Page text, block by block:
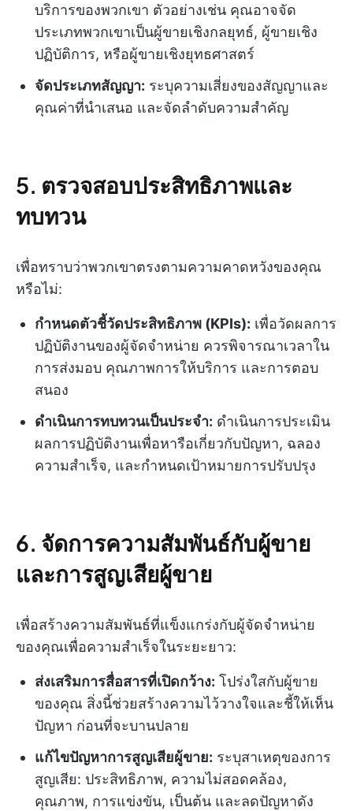
บริการของพวกเขา ตัวอย่างเช่น คุณอาจจัด
ประเภทพวกเขาเป็นผู้ขายเชิงกลยุทธ์, ผู้ขายเชิง
ปฏิบัติการ, หรือผู้ขายเชิงยุทธศาสตร์
จัดประเภทสัญญา: ระบุความเสี่ยงของสัญญาและ
คุณค่าที่นำเสนอ และจัดลำดับความสำคัญ
5. ตรวจสอบประสิทธิภาพและ
ทบทวน
เพื่อทราบว่าพวกเขาตรงตามความคาดหวังของคุณ
หรือไม่:
กำหนดตัวชี้วัดประสิทธิภาพ (KPIs): เพื่อวัดผลการ
ปฏิบัติงานของผู้จัดจำหน่าย ควรพิจารณาเวลาใน
การส่งมอบ คุณภาพการให้บริการ และการตอบ
สนอง
ดำเนินการทบทวนเป็นประจำ: ดำเนินการประเมิน
ผลการปฏิบัติงานเพื่อหารือเกี่ยวกับปัญหา, ฉลอง
ความสำเร็จ, และกำหนดเป้าหมายการปรับปรุง
6. จัดการความสัมพันธ์กับผู้ขาย
และการสูญเสียผู้ขาย
เพื่อสร้างความสัมพันธ์ที่แข็งแกร่งกับผู้จัดจำหน่าย
ของคุณเพื่อความสำเร็จในระยะยาว:
ส่งเสริมการสื่อสารที่เปิดกว้าง: โปร่งใสกับผู้ขาย
ของคุณ สิ่งนี้ช่วยสร้างความไว้วางใจและชี้ให้เห็น
ปัญหา ก่อนที่จะบานปลาย
แก้ไขปัญหาการสูญเสียผู้ขาย: ระบุสาเหตุของการ
สูญเสีย: ประสิทธิภาพ, ความไม่สอดคล้อง,
คุณภาพ, การแข่งขัน, เป็นต้น และลดปัญหาดัง